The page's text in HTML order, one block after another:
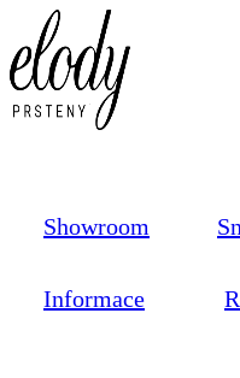
Showroom
Informace